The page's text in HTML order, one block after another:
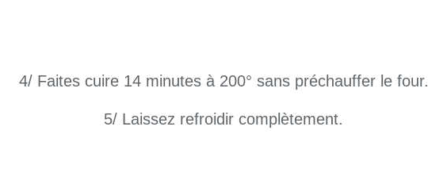
4/ Faites cuire 14 minutes à 200° sans préchauffer le four.
5/ Laissez refroidir complètement.